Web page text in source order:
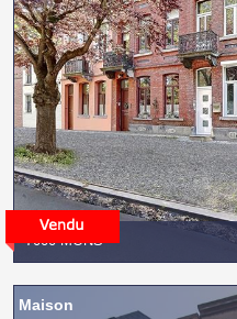
7000 MONS
Maison